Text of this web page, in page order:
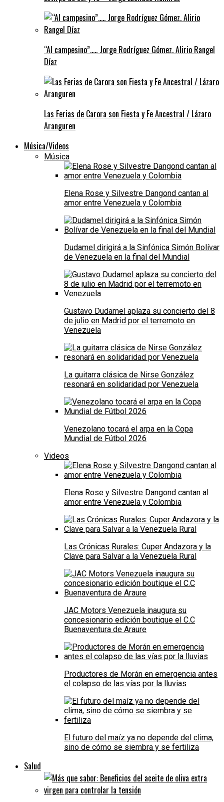
“Al campesino”….. Jorge Rodríguez Gómez. Alirio Rangel
Díaz
Las Ferias de Carora son Fiesta y Fe Ancestral / Lázaro
Aranguren
Música/Videos
Música
Elena Rose y Silvestre Dangond cantan al
amor entre Venezuela y Colombia
Dudamel dirigirá a la Sinfónica Simón Bolívar
de Venezuela en la final del Mundial
Gustavo Dudamel aplaza su concierto del 8
de julio en Madrid por el terremoto en
Venezuela
La guitarra clásica de Nirse González
resonará en solidaridad por Venezuela
Venezolano tocará el arpa en la Copa
Mundial de Fútbol 2026
Videos
Elena Rose y Silvestre Dangond cantan al
amor entre Venezuela y Colombia
Las Crónicas Rurales: Cuper Andazora y la
Clave para Salvar a la Venezuela Rural
JAC Motors Venezuela inaugura su
concesionario edición boutique el C.C
Buenaventura de Araure
Productores de Morán en emergencia antes
el colapso de las vías por la lluvias
El futuro del maíz ya no depende del clima,
sino de cómo se siembra y se fertiliza
Salud